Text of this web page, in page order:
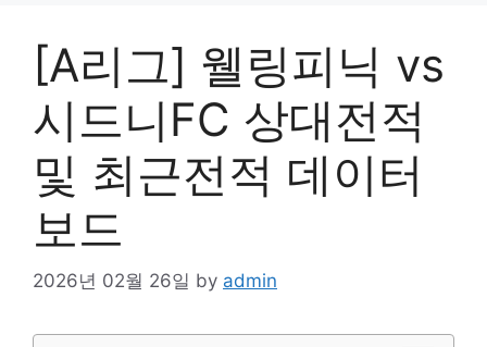
[A리그] 웰링피닉 vs
시드니FC 상대전적
및 최근전적 데이터
보드
2026년 02월 26일 by admin